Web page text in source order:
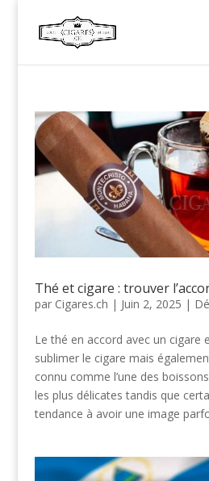
Thé et cigare : trouver
par Cigares.ch | Juin 2, 2025 |
Le thé en accord avec un cigare
sublimer le cigare mais
connu comme l’une des
les plus délicates tandis que
tendance à avoir une image